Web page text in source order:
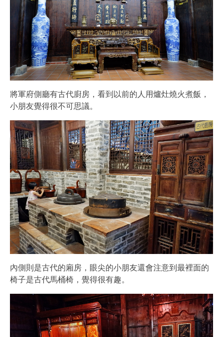
將軍府側廳有古代廚房，看到以前的人用爐灶燒火煮飯，
小朋友覺得很不可思議。
內側則是古代的廂房，眼尖的小朋友還會注意到最裡面的
椅子是古代馬桶椅，覺得很有趣。